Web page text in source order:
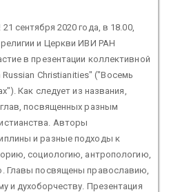
сентября 2020 года, в 18.00,
и Церкви ИВИ РАН
в презентации коллективной
Christianities" ("Восемь
Как следует из названия,
посвященных разным
Авторы
и разные подходы к
социологию, антропологию,
Главы посвящены православию,
и духоборчеству. Презентация